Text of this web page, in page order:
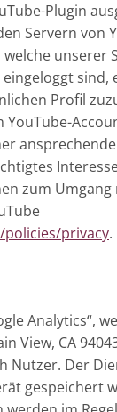
Plugin
Servern von
unserer
sind,
Profil
zum
privacy.
Analytics“,
View, CA
Der
gespeichert